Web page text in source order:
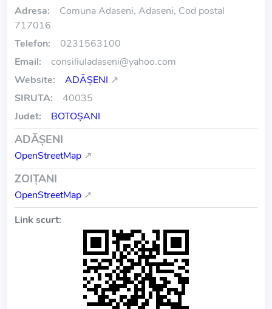
Adresa:
Comuna Adaseni, Adaseni, Cod postal
717016
Telefon:
0231563100
Email:
consiliuladaseni@yahoo.com
Website:
ADĂŞENI ↗
SIRUTA:
40035
Judet:
BOTOŞANI
ADĂŞENI
OpenStreetMap ↗
ZOIŢANI
OpenStreetMap ↗
Link scurt: